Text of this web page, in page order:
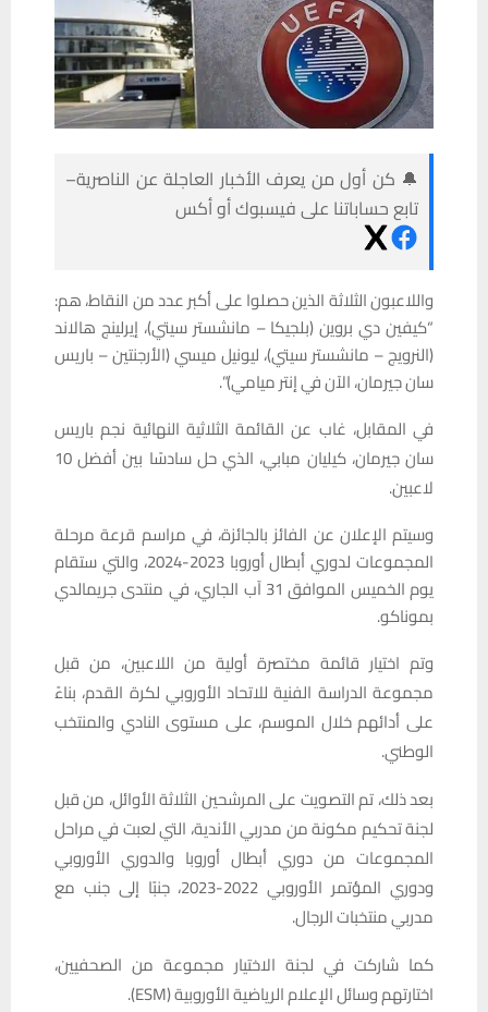
🔔 كن أول من يعرف الأخبار العاجلة عن الناصرية–
تابع حساباتنا على فيسبوك أو أكس
واللاعبون الثلاثة الذين حصلوا على أكبر عدد من النقاط، هم:
“كيفين دي بروين (بلجيكا – مانشستر سيتي)، إيرلينج هالاند
(النرويج – مانشستر سيتي)، ليونيل ميسي (الأرجنتين – باريس
سان جيرمان، الآن في إنتر ميامي)”.
في المقابل، غاب عن القائمة الثلاثية النهائية نجم باريس
سان جيرمان، كيليان مبابي، الذي حل سادسًا بين أفضل 10
لاعبين.
وسيتم الإعلان عن الفائز بالجائزة، في مراسم قرعة مرحلة
المجموعات لدوري أبطال أوروبا 2023-2024، والتي ستقام
يوم الخميس الموافق 31 آب الجاري، في منتدى جريمالدي
بموناكو.
وتم اختيار قائمة مختصرة أولية من اللاعبين، من قبل
مجموعة الدراسة الفنية للاتحاد الأوروبي لكرة القدم، بناءً
على أدائهم خلال الموسم، على مستوى النادي والمنتخب
الوطني.
بعد ذلك، تم التصويت على المرشحين الثلاثة الأوائل، من قبل
لجنة تحكيم مكونة من مدربي الأندية، التي لعبت في مراحل
المجموعات من دوري أبطال أوروبا والدوري الأوروبي
ودوري المؤتمر الأوروبي 2022-2023، جنبًا إلى جنب مع
مدربي منتخبات الرجال.
كما شاركت في لجنة الاختيار مجموعة من الصحفيين،
اختارتهم وسائل الإعلام الرياضية الأوروبية (ESM).